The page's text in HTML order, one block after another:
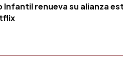
Infantil renueva su alianza